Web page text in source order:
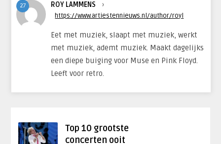
27 ROY LAMMENS ›
https://www.artiestennieuws.nl/author/royl
Eet met muziek, slaapt met muziek, werkt
met muziek, ademt muziek. Maakt dagelijks
een diepe buiging voor Muse en Pink Floyd.
Leeft voor retro.
Top 10 grootste
concerten ooit